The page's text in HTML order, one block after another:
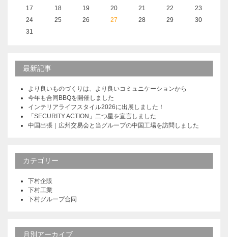
17
18 19 20 21 22
23
24
25 26 27 28 29
30
31
最新記事
より良いものづくりは、より良いコミュニケーションから
今年も合同BBQを開催しました
インテリアライフスタイル2026に出展しました！
「SECURITY ACTION」二つ星を宣言しました
中国出張｜広州交易会と当グループの中国工場を訪問しました
カテゴリー
下村企販
下村工業
下村グループ合同
月別アーカイブ